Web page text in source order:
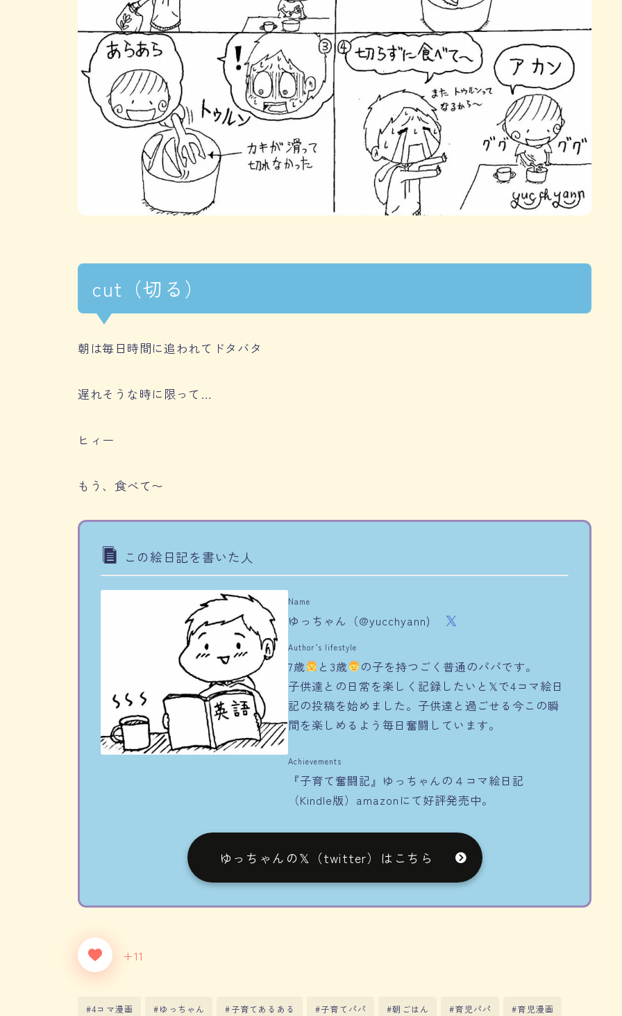
cut（切る）
朝は毎日時間に追われてドタバタ
遅れそうな時に限って…
ヒィー
もう、食べて〜
この絵日記を書いた人
Name
ゆっちゃん（@yucchyann)
Author’s lifestyle
7歳 と3歳
の子を持つごく普通のパパです。
子供達との日常を楽しく記録したいと𝕏で4コマ絵日
記の投稿を始めました。子供達と過ごせる今この瞬
間を楽しめるよう毎日奮闘しています。
Achievements
『子育て奮闘記』ゆっちゃんの４コマ絵日記
（Kindle版）amazonにて好評発売中。
ゆっちゃんの𝕏（twitter）はこちら
+11
#4コマ漫画 #ゆっちゃん #子育てあるある #子育てパパ #朝ごはん #育児パパ #育児漫画